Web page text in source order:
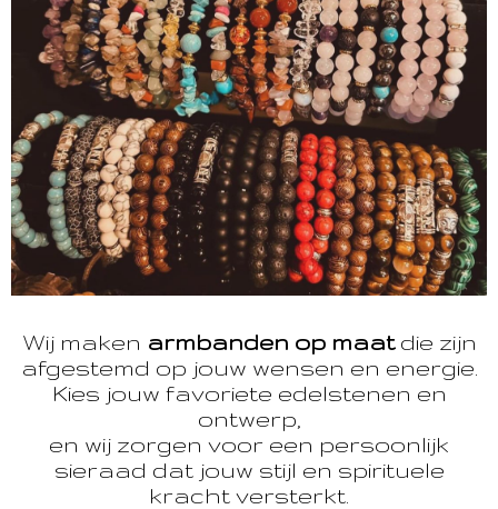
Wij maken armbanden op maatdie zijn
afgestemd op jouw wensen en energie.
Kies jouw favoriete edelstenen en
ontwerp,
en wij zorgen voor een persoonlijk
sieraad dat jouw stijl en spirituele
kracht versterkt.